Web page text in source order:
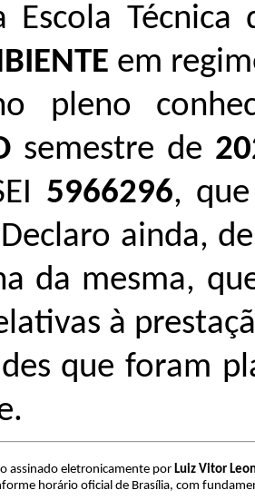
Escola Técnica
em
pleno
semestre de
5966296,
ainda,
da mesma,
à
que foram
assinado eletronicamente por Luiz Vitor
horário oficial de Brasília, com